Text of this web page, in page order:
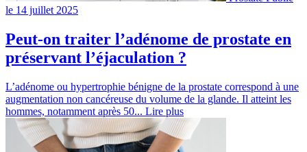
le 14 juillet 2025
Peut-on traiter l’adénome de prostate en
préservant l’éjaculation ?
L’adénome ou hypertrophie bénigne de la prostate correspond à une
augmentation non cancéreuse du volume de la glande. Il atteint les
hommes, notamment après 50... Lire plus